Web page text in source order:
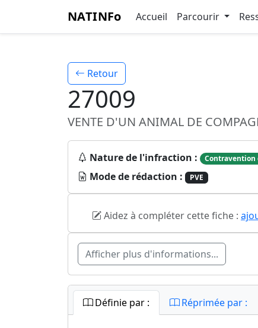
NATINFo Accueil Parcourir
Retour
27009
VENTE D'UN ANIMAL DE
Nature de l'infraction : Contravention
Mode de rédaction : PVE
Aidez à compléter cette fiche :
Afficher plus d'informations...
Définie par : Réprimée par :